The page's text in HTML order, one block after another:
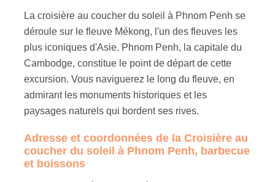
La croisière au coucher du soleil à Phnom Penh se
déroule sur le fleuve Mékong, l'un des fleuves les
plus iconiques d'Asie. Phnom Penh, la capitale du
Cambodge, constitue le point de départ de cette
excursion. Vous naviguerez le long du fleuve, en
admirant les monuments historiques et les
paysages naturels qui bordent ses rives.
Adresse et coordonnées de la Croisière au
coucher du soleil à Phnom Penh, barbecue
et boissons